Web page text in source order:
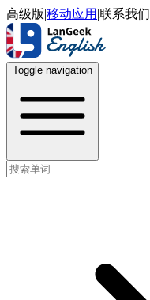
高级版|移动应用 |联系我们
Toggle navigation